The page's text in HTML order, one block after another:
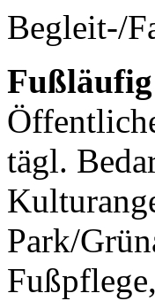
Begleit-/
tägl.
Park/